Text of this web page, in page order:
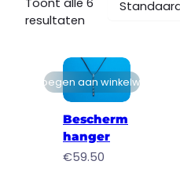
Toont alle 6
resultaten
Toevoegen aan winkelwagen
Bescherm
hanger
€59.50